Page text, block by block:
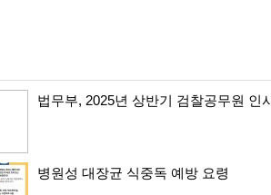
법무부, 2025년 상반기 검찰공무원 인
병원성 대장균 식중독 예방 요령